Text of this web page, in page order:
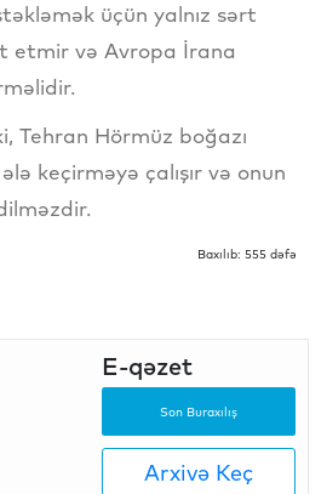
üçün yalnız sərt
etmir və Avropa İrana
Tehran Hörmüz boğazı
keçirməyə çalışır və onun
Baxılıb: 555 dəfə
E-qəzet
Son Buraxılış
Arxivə Keç